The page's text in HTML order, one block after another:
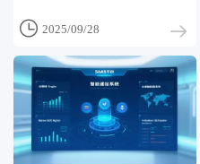
 2025/09/28